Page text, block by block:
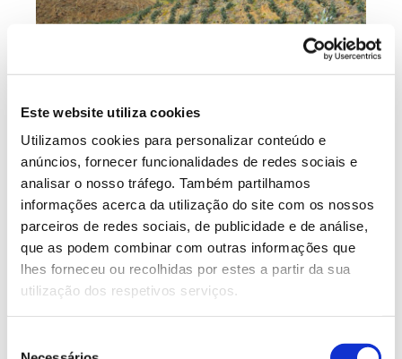
Este website utiliza cookies
Utilizamos cookies para personalizar conteúdo e
anúncios, fornecer funcionalidades de redes sociais e
analisar o nosso tráfego. Também partilhamos
informações acerca da utilização do site com os nossos
parceiros de redes sociais, de publicidade e de análise,
que as podem combinar com outras informações que
lhes forneceu ou recolhidas por estes a partir da sua
utilização dos respetivos serviços.
compensar potenciais reversões não intencionais
das emissões sequestradas, as quais podem
acontecer se o saldo entre emissões e sequestro for
negativo num dado período de monitorização por
razões alheias ao promotor – numa seca extrema ou
num deslizamento de terras que levou à mortalidade
ou queda de parte das árvores, por exemplo.
A forma como as florestas instaladas são impactadas
por ações humanas (má gestão ou negligência, por
eventos climáticos extremos ou desastres naturais)